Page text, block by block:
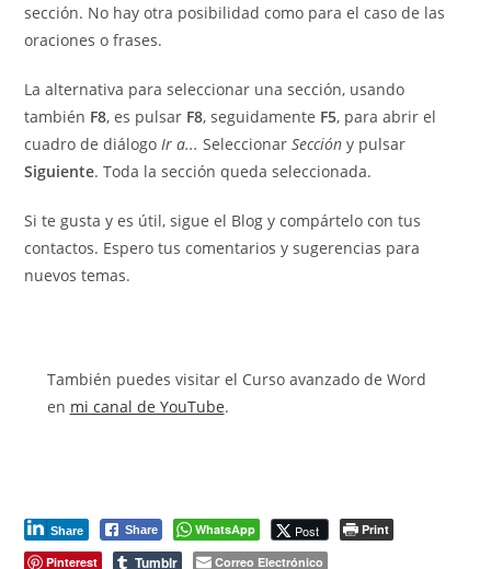
sección. No hay otra posibilidad como para el caso de las
oraciones o frases.
La alternativa para seleccionar una sección, usando
también F8, es pulsar F8, seguidamente F5, para abrir el
cuadro de diálogoIr a... SeleccionarSección y pulsar
Siguiente. Toda la sección queda seleccionada.
Si te gusta y es útil, sigue el Blog y compártelo con tus
contactos. Espero tus comentarios y sugerencias para
nuevos temas.
También puedes visitar el Curso avanzado de Word
en mi canal de YouTube.
Share Share WhatsApp Post
Print
Pinterest
Tumblr Correo Electrónico